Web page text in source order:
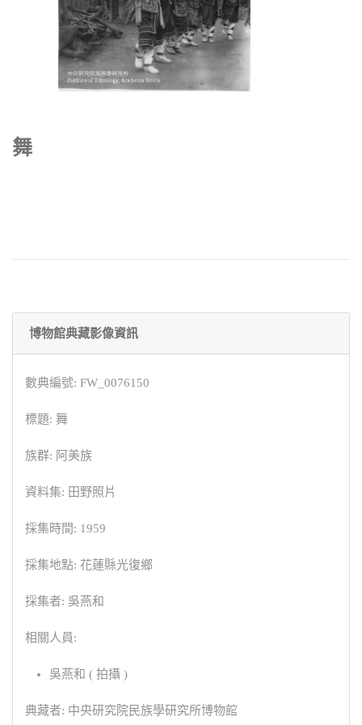
舞
博物館典藏影像資訊
數典編號: FW_0076150
標題: 舞
族群: 阿美族
資料集: 田野照片
採集時間: 1959
採集地點: 花蓮縣光復鄉
採集者: 吳燕和
相關人員:
吳燕和 ( 拍攝 )
典藏者: 中央研究院民族學研究所博物館